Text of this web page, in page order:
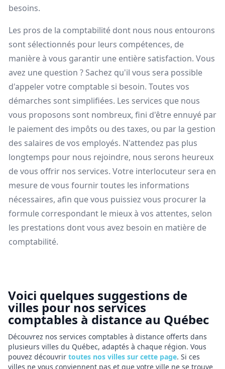
besoins.
Les pros de la comptabilité dont nous nous entourons
sont sélectionnés pour leurs compétences, de
manière à vous garantir une entière satisfaction. Vous
avez une question ? Sachez qu'il vous sera possible
d'appeler votre comptable si besoin. Toutes vos
démarches sont simplifiées. Les services que nous
vous proposons sont nombreux, fini d'être ennuyé par
le paiement des impôts ou des taxes, ou par la gestion
des salaires de vos employés. N'attendez pas plus
longtemps pour nous rejoindre, nous serons heureux
de vous offrir nos services. Votre interlocuteur sera en
mesure de vous fournir toutes les informations
nécessaires, afin que vous puissiez vous procurer la
formule correspondant le mieux à vos attentes, selon
les prestations dont vous avez besoin en matière de
comptabilité.
Voici quelques suggestions de
villes pour nos services
comptables à distance au Québec
Découvrez nos services comptables à distance offerts dans
plusieurs villes du Québec, adaptés à chaque région. Vous
pouvez découvrir toutes nos villes sur cette page. Si ces
villes ne vous conviennent pas et que votre ville ne se trouve